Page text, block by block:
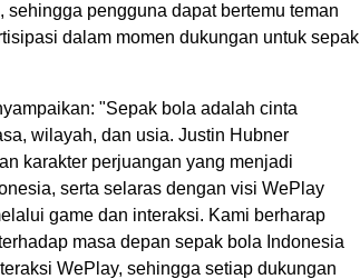
pengguna dapat bertemu teman
dalam momen dukungan untuk sepak
"Sepak bola adalah cinta
wilayah, dan usia. Justin Hubner
karakter perjuangan yang menjadi
serta selaras dengan visi WePlay
game dan interaksi. Kami berharap
masa depan sepak bola Indonesia
WePlay, sehingga setiap dukungan